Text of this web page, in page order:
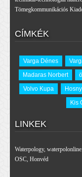
Tömegkommunikációs
CÍMKÉK
Varga Dénes
Madaras Norbert
Volvo Kupa
Kis
LINKEK
Waterpology,
OSC, Honvéd